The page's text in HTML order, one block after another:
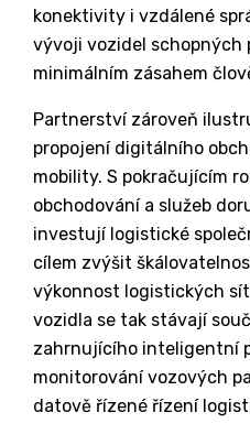
konektivity i vzdálené
vývoji vozidel schopných
minimálním zásahem
Partnerství zároveň
propojení digitálního
mobility. S pokračujícím
obchodování a služeb
investují logistické
cílem zvýšit
výkonnost logistických
vozidla se tak stávají
zahrnujícího inteligentní
monitorování vozových
datově řízené řízení